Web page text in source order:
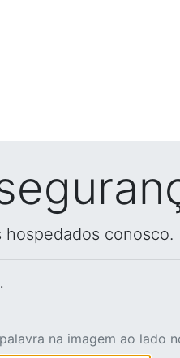
conosco.
na imagem ao lado